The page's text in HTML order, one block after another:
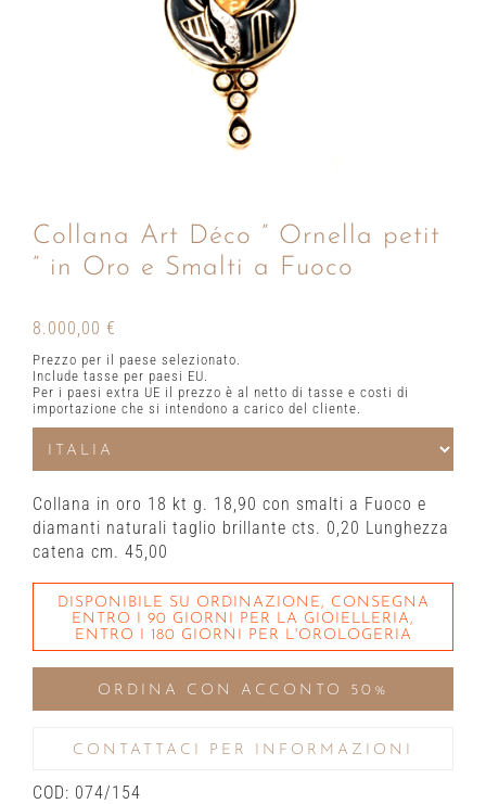
Collana Art Déco ” Ornella petit
” in Oro e Smalti a Fuoco
8.000,00 €
Prezzo per il paese selezionato.
Include tasse per paesi EU.
Per i paesi extra UE il prezzo è al netto di tasse e costi di
importazione che si intendono a carico del cliente.
Collana in oro 18 kt g. 18,90 con smalti a Fuoco e
diamanti naturali taglio brillante cts. 0,20 Lunghezza
catena cm. 45,00
DISPONIBILE SU ORDINAZIONE, CONSEGNA
ENTRO I 90 GIORNI PER LA GIOIELLERIA,
ENTRO I 180 GIORNI PER L'OROLOGERIA
ORDINA CON ACCONTO 50%
CONTATTACI PER INFORMAZIONI
COD: 074/154